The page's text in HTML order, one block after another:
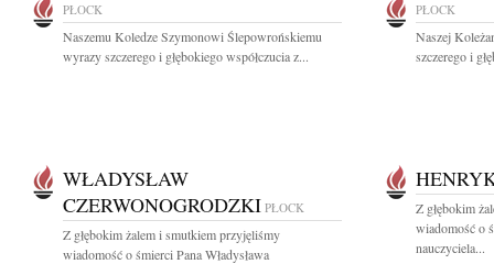
PŁOCK
Naszemu Koledze Szymonowi Ślepowrońskiemu
wyrazy szczerego i głębokiego współczucia z...
PŁOCK
Naszej
szczerego i
WŁADYSŁAW
CZERWONOGRODZKI PŁOCK
Z głębokim żalem i smutkiem przyjęliśmy
wiadomość o śmierci Pana Władysława
Z głębokim
wiadomość o
nauczyciela...